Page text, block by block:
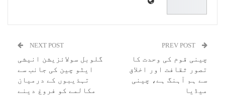
چینی قوم کی وحدت کا
تصور ثقافت اور اخلاق
سے ہم آہنگ ہے، چینی
میڈیا
NEXT POST
گلوبل سولائزیشن انیشی
ایٹو چین کی جانب سے
تہذیبوں کے درمیان
مکالمے کو فروغ دینے